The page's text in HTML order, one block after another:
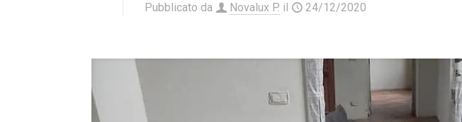
Pubblicato da Novalux P. il 24/12/2020